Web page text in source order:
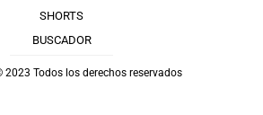
SHORTS
BUSCADOR
2023 Todos los derechos reservados